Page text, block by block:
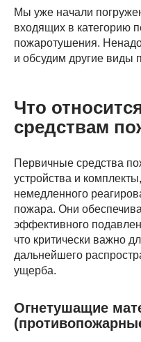
Мы уже начали
входящих в категорию
пожаротушения.
и обсудим другие виды
Что
средствам
Первичные средства
устройства и
немедленного
пожара. Они
эффективного
что критически важно
дальнейшего
ущерба.
Огнетушащие